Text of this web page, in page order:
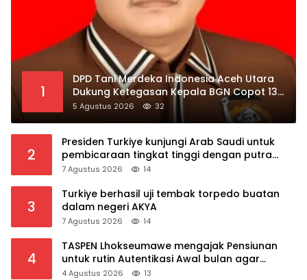
1
DPD Tani Merdeka Indonesia Aceh Utara
Dukung Ketegasan Kepala BGN Copot 137
Kepala SPPG
5 Agustus 2026 32
2
Presiden Turkiye kunjungi Arab Saudi untuk
pembicaraan tingkat tinggi dengan putra
mahkota Saudi dan PM Pakistan
7 Agustus 2026 14
3
Turkiye berhasil uji tembak torpedo buatan
dalam negeri AKYA
7 Agustus 2026 14
4
TASPEN Lhokseumawe mengajak Pensiunan
untuk rutin Autentikasi Awal bulan agar
Manfaat Pensiun tetap Lancar
4 Agustus 2026 13